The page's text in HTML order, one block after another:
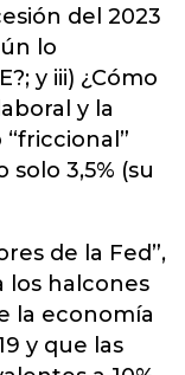
del 2023
lo
y iii) ¿Cómo
y la
solo 3,5% (su
de la Fed”,
los halcones
la economía
y que las